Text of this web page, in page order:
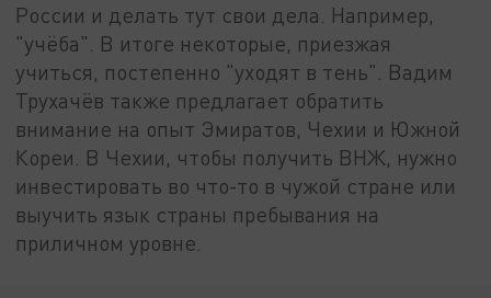
России и делать тут свои дела. Например,
"учёба". В итоге некоторые, приезжая
учиться, постепенно "уходят в тень". Вадим
Трухачёв также предлагает обратить
внимание на опыт Эмиратов, Чехии и Южной
Кореи. В Чехии, чтобы получить ВНЖ, нужно
инвестировать во что-то в чужой стране или
выучить язык страны пребывания на
приличном уровне.